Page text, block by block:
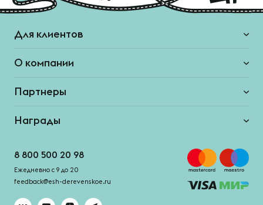
Для клиентов
О компании
Партнеры
Награды
8 800 500 20 98
Ежедневно с 9 до 20
feedback@esh-derevenskoe.ru